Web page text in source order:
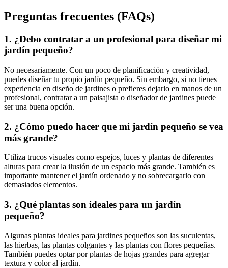
Preguntas frecuentes (FAQs)
1. ¿Debo contratar a un profesional para diseñar mi
jardín pequeño?
No necesariamente. Con un poco de planificación y creatividad,
puedes diseñar tu propio jardín pequeño. Sin embargo, si no tienes
experiencia en diseño de jardines o prefieres dejarlo en manos de un
profesional, contratar a un paisajista o diseñador de jardines puede
ser una buena opción.
2. ¿Cómo puedo hacer que mi jardín pequeño se vea
más grande?
Utiliza trucos visuales como espejos, luces y plantas de diferentes
alturas para crear la ilusión de un espacio más grande. También es
importante mantener el jardín ordenado y no sobrecargarlo con
demasiados elementos.
3. ¿Qué plantas son ideales para un jardín
pequeño?
Algunas plantas ideales para jardines pequeños son las suculentas,
las hierbas, las plantas colgantes y las plantas con flores pequeñas.
También puedes optar por plantas de hojas grandes para agregar
textura y color al jardín.